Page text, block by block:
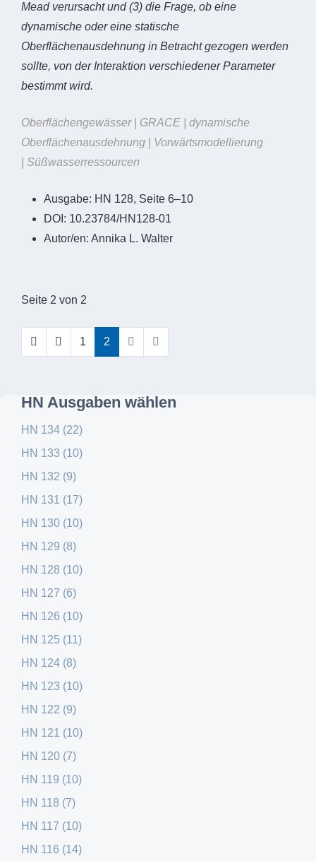
HN Ausgaben wählen
HN 134 (22)
HN 133 (10)
HN 132 (9)
HN 131 (17)
HN 130 (10)
HN 129 (8)
HN 128 (10)
HN 127 (6)
HN 126 (10)
HN 125 (11)
HN 124 (8)
HN 123 (10)
HN 122 (9)
HN 121 (10)
HN 120 (7)
HN 119 (10)
HN 118 (7)
HN 117 (10)
HN 116 (14)
Mead verursacht und (3) die Frage, ob eine
dynamische oder eine statische
Oberflächenausdehnung in Betracht gezogen werden
sollte, von der Interaktion verschiedener Parameter
bestimmt wird.
Oberflächengewässer | GRACE | dynamische
Oberflächenausdehnung | Vorwärtsmodellierung
Süßwasserressourcen
Ausgabe: HN 128, Seite 6–10
DOI: 10.23784/HN128-01
Autor/en: Annika L. Walter
Seite 2 von 2
1 2